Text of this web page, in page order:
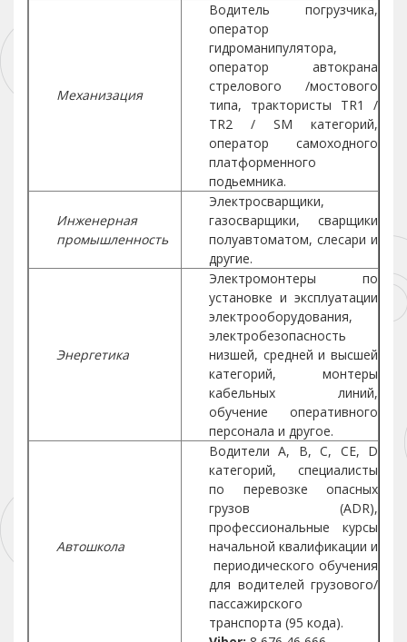
Механизация
Водитель погрузчика,
оператор
гидроманипулятора,
оператор автокрана
стрелового /мостового
типа, трактористы TR1 /
TR2 / SM категорий,
оператор самоходного
платформенного
подьемника.
Инженерная
промышленность
Электросварщики,
газосварщики, сварщики
полуавтоматом, слесари и
другие.
Энергетика
Электромонтеры по
установке и эксплуатации
электрооборудования,
электробезопасность
низшей, средней и высшей
категорий, монтеры
кабельных линий,
обучение оперативного
персонала и другое.
Автошкола
Водители A, B, C, CE, D
категорий, cпециалисты
по перевозке опасных
грузов (ADR),
профессиональные курсы
начальной квалификации и
периодического обучения
для водителей грузового/
пассажирского
транспорта (95 кода).